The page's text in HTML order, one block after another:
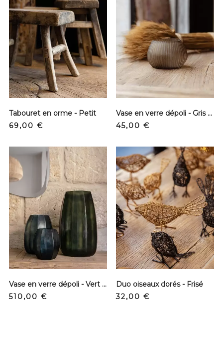
Tabouret en orme - Petit
Prix
69,00 €
Vase en verre dépoli - Gris - XS
Prix
45,00 €
Vase en verre dépoli - Vert - XL
Prix
510,00 €
Duo oiseaux dorés - Frisé
Prix
32,00 €